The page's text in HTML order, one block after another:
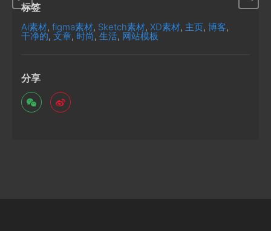
标签
Ai素材, figma素材, Sketch素材, XD素材, 主页, 博客,
干净的, 文章, 时尚, 生活, 网站模板
分享